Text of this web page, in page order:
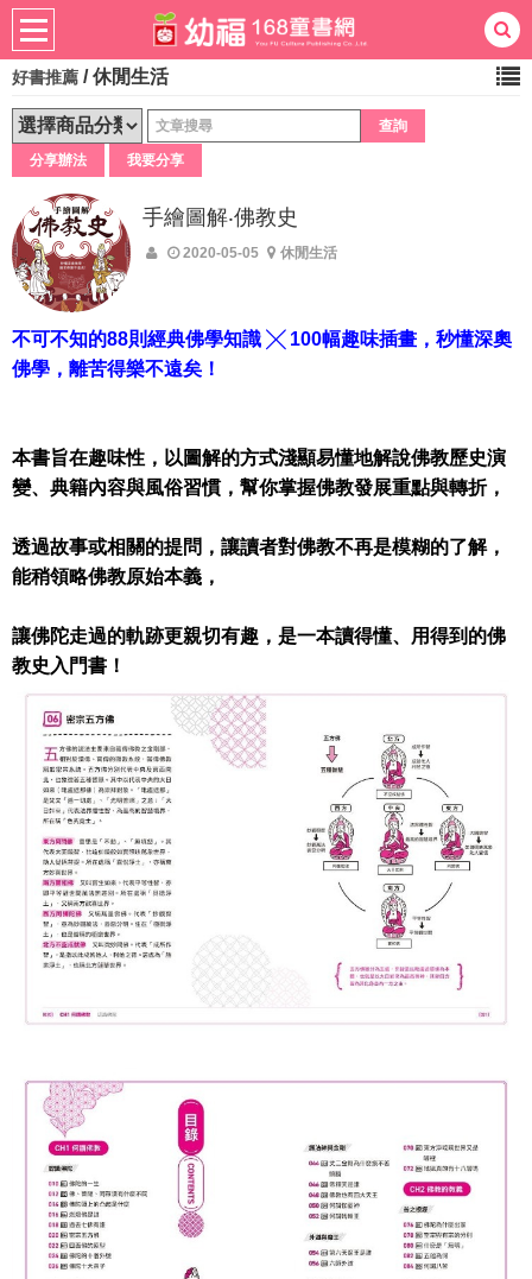
ㄅㄆㄇ學習
好書推薦 /休閒生活
分享辦法 我要分享
手繪圖解‧佛教史
2020-05-05 休閒生活
不可不知的88則經典佛學知識 ╳ 100幅趣味插畫，秒懂深奧
佛學，離苦得樂不遠矣！
本書旨在趣味性，以圖解的方式淺顯易懂地解說佛教歷史演
變、典籍內容與風俗習慣，幫你掌握佛教發展重點與轉折，
透過故事或相關的提問，讓讀者對佛教不再是模糊的了解，
能稍領略佛教原始本義，
讓佛陀走過的軌跡更親切有趣，是一本讀得懂、用得到的佛
教史入門書！